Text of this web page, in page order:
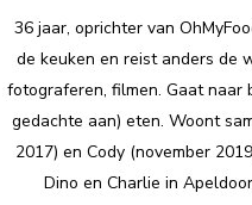
36 jaar, oprichter van
de keuken en reist anders de
fotograferen, filmen. Gaat naar
gedachte aan) eten. Woont
2017) en Cody (november
Dino en Charlie in